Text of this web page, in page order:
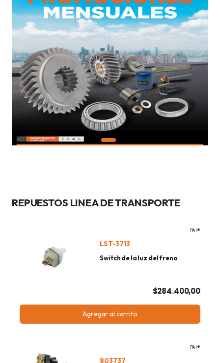
REPUESTOS LINEA DE TRANSPORTE
PAI®
LST-3713
Switch de la luz del freno
$284.400,00
Agregar al carrito
PAI®
803737